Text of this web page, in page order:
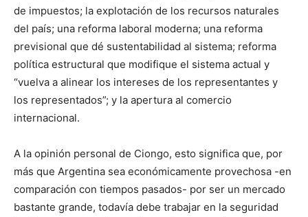
de impuestos; la explotación de los recursos naturales
del país; una reforma laboral moderna; una reforma
previsional que dé sustentabilidad al sistema; reforma
política estructural que modifique el sistema actual y
“vuelva a alinear los intereses de los representantes y
los representados”; y la apertura al comercio
internacional.
A la opinión personal de Ciongo, esto significa que, por
más que Argentina sea económicamente provechosa -en
comparación con tiempos pasados- por ser un mercado
bastante grande, todavía debe trabajar en la seguridad